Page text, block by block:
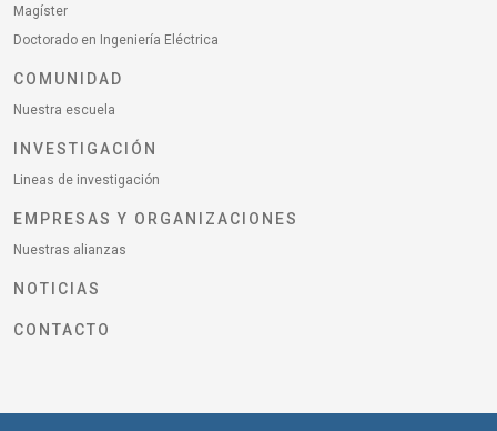
Magíster
Doctorado en Ingeniería Eléctrica
COMUNIDAD
Nuestra escuela
INVESTIGACIÓN
Lineas de investigación
EMPRESAS Y ORGANIZACIONES
Nuestras alianzas
NOTICIAS
CONTACTO